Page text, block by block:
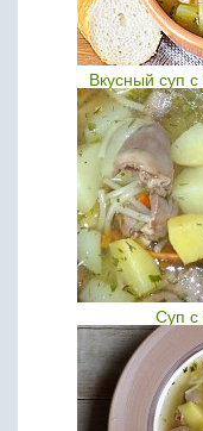
Вкусный суп
Суп с